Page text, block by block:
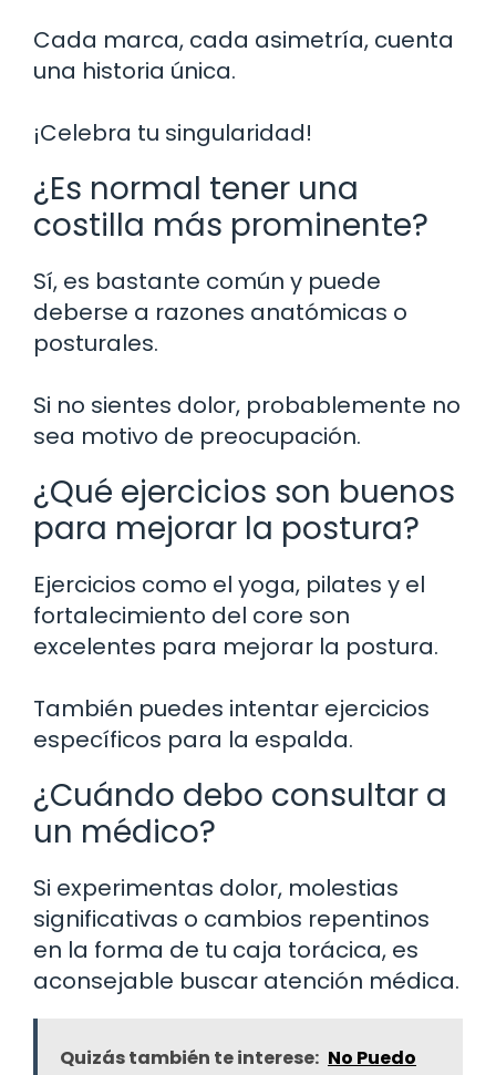
Cada marca, cada asimetría, cuenta
una historia única.
¡Celebra tu singularidad!
¿Es normal tener una
costilla más prominente?
Sí, es bastante común y puede
deberse a razones anatómicas o
posturales.
Si no sientes dolor, probablemente no
sea motivo de preocupación.
¿Qué ejercicios son buenos
para mejorar la postura?
Ejercicios como el yoga, pilates y el
fortalecimiento del core son
excelentes para mejorar la postura.
También puedes intentar ejercicios
específicos para la espalda.
¿Cuándo debo consultar a
un médico?
Si experimentas dolor, molestias
significativas o cambios repentinos
en la forma de tu caja torácica, es
aconsejable buscar atención médica.
Quizás también te interese: No Puedo